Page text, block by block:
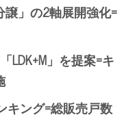
譲」の2軸展開強化=
LDK+M」を提案=キ
キング=総販売戸数